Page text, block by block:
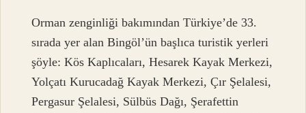
Orman zenginliği bakımından Türkiye’de 33.
sırada yer alan Bingöl’ün başlıca turistik yerleri
şöyle: Kös Kaplıcaları, Hesarek Kayak Merkezi,
Yolçatı Kurucadağ Kayak Merkezi, Çır Şelalesi,
Pergasur Şelalesi, Sülbüs Dağı, Şerafettin